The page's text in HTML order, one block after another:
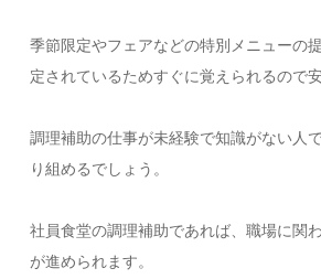
季節限定やフェアなどの特別メニューの
定されているためすぐに覚えられるので安
調理補助の仕事が未経験で知識がない人
り組めるでしょう。
社員食堂の調理補助であれば、職場に関
が進められます。